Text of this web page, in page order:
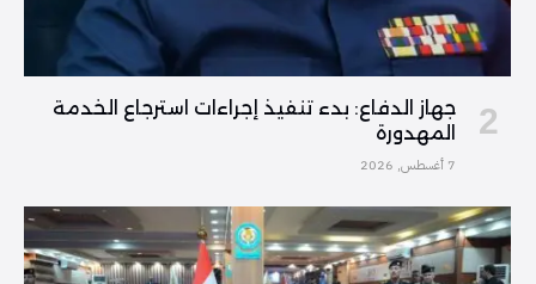
جهاز الدفاع: بدء تنفيذ إجراءات استرجاع الخدمة
المهدورة
7 أغسطس, 2026